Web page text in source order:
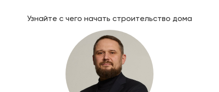
Узнайте с чего начать строительство дома